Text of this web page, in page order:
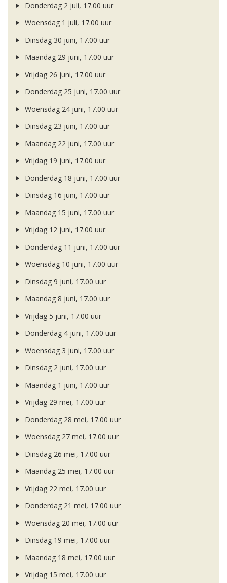
Donderdag 2 juli, 17.00 uur
Woensdag 1 juli, 17.00 uur
Dinsdag 30 juni, 17.00 uur
Maandag 29 juni, 17.00 uur
Vrijdag 26 juni, 17.00 uur
Donderdag 25 juni, 17.00 uur
Woensdag 24 juni, 17.00 uur
Dinsdag 23 juni, 17.00 uur
Maandag 22 juni, 17.00 uur
Vrijdag 19 juni, 17.00 uur
Donderdag 18 juni, 17.00 uur
Dinsdag 16 juni, 17.00 uur
Maandag 15 juni, 17.00 uur
Vrijdag 12 juni, 17.00 uur
Donderdag 11 juni, 17.00 uur
Woensdag 10 juni, 17.00 uur
Dinsdag 9 juni, 17.00 uur
Maandag 8 juni, 17.00 uur
Vrijdag 5 juni, 17.00 uur
Donderdag 4 juni, 17.00 uur
Woensdag 3 juni, 17.00 uur
Dinsdag 2 juni, 17.00 uur
Maandag 1 juni, 17.00 uur
Vrijdag 29 mei, 17.00 uur
Donderdag 28 mei, 17.00 uur
Woensdag 27 mei, 17.00 uur
Dinsdag 26 mei, 17.00 uur
Maandag 25 mei, 17.00 uur
Vrijdag 22 mei, 17.00 uur
Donderdag 21 mei, 17.00 uur
Woensdag 20 mei, 17.00 uur
Dinsdag 19 mei, 17.00 uur
Maandag 18 mei, 17.00 uur
Vrijdag 15 mei, 17.00 uur